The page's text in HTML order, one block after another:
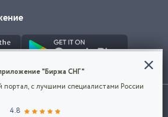
числе подача объявлений, означает
являются собственностью их
cookie, чтобы сделать
каждого
"Биржа СНГ"
портал, с лучшими специалистами России
4.8